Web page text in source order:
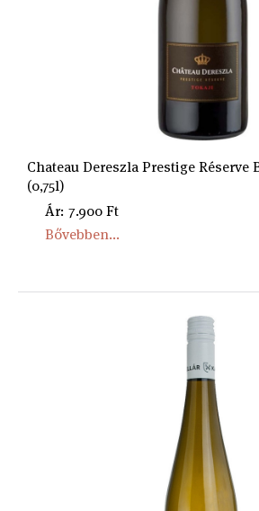
Chateau Dereszla Prestige
(0,75l)
Ár: 7.900 Ft
Bővebben...